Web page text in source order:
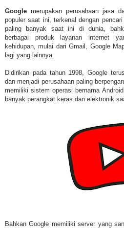
Google merupakan perusahaan jasa
populer saat ini, terkenal dengan
paling banyak saat ini di dunia,
berbagai produk layanan internet
kehidupan, mulai dari Gmail, Google
lagi yang lainnya.
Didirikan pada tahun 1998, Google
dan menjadi perusahaan paling
memiliki sistem operasi bernama
banyak perangkat keras dan elektronik
Bahkan Google memiliki server yang